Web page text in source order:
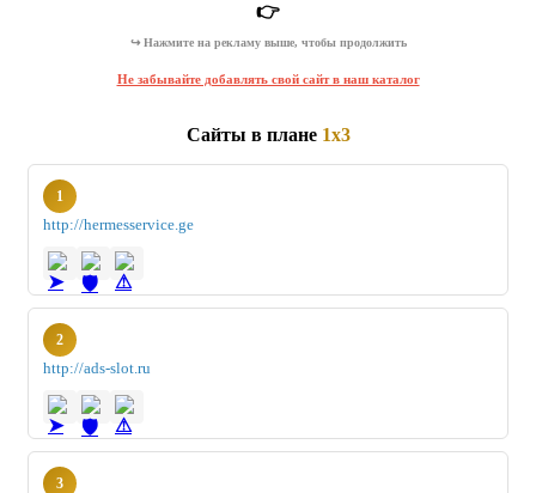
👉
↪ Нажмите на рекламу выше, чтобы продолжить
Не забывайте добавлять свой сайт в наш каталог
Сайты в плане 1x3
1
http://hermesservice.ge
2
http://ads-slot.ru
3